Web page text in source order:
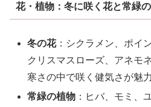
花・植物：冬に咲く花と常緑
冬の花：シクラメン、ポイ
クリスマスローズ、アネモ
寒さの中で咲く健気さが魅
常緑の植物 ：ヒバ、モミ、